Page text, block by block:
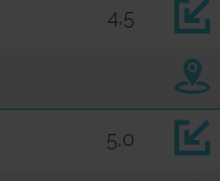
4,5
5,0